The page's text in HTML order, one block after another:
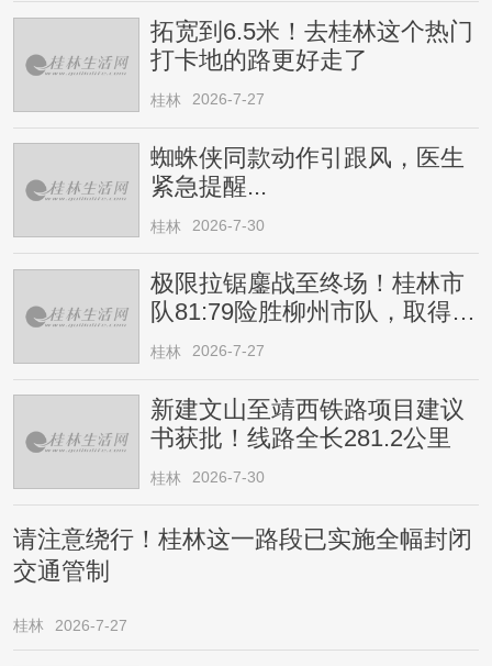
拓宽到6.5米！去桂林这个热门
打卡地的路更好走了
桂林 2026-7-27
蜘蛛侠同款动作引跟风，医生
紧急提醒...
桂林 2026-7-30
极限拉锯鏖战至终场！桂林市
队81:79险胜柳州市队，取得四
连胜
桂林 2026-7-27
新建文山至靖西铁路项目建议
书获批！线路全长281.2公里
桂林 2026-7-30
请注意绕行！桂林这一路段已实施全幅封闭
交通管制
桂林 2026-7-27